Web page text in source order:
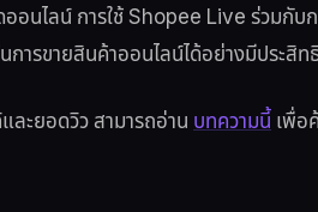
นไลน์ การใช้ Shopee Live ร่วมกับก
ารขายสินค้าออนไลน์ได้อย่างมีประสิท
ละยอดวิว สามารถอ่านบทความนี้เพื่อ